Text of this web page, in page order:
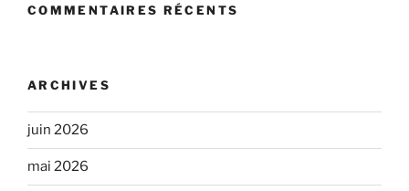
COMMENTAIRES RÉCENTS
ARCHIVES
juin 2026
mai 2026